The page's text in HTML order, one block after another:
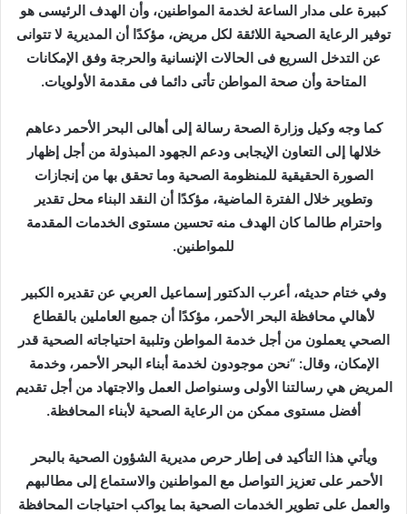
كبيرة على مدار الساعة لخدمة المواطنين، وأن الهدف الرئيسى هو
توفير الرعاية الصحية اللائقة لكل مريض، مؤكدًا أن المديرية لا تتوانى
عن التدخل السريع فى الحالات الإنسانية والحرجة وفق الإمكانات
المتاحة وأن صحة المواطن تأتى دائما فى مقدمة الأولويات.
كما وجه وكيل وزارة الصحة رسالة إلى أهالى البحر الأحمر دعاهم
خلالها إلى التعاون الإيجابى ودعم الجهود المبذولة من أجل إظهار
الصورة الحقيقية للمنظومة الصحية وما تحقق بها من إنجازات
وتطوير خلال الفترة الماضية، مؤكدًا أن النقد البناء محل تقدير
واحترام طالما كان الهدف منه تحسين مستوى الخدمات المقدمة
للمواطنين.
وفي ختام حديثه، أعرب الدكتور إسماعيل العربي عن تقديره الكبير
لأهالي محافظة البحر الأحمر، مؤكدًا أن جميع العاملين بالقطاع
الصحي يعملون من أجل خدمة المواطن وتلبية احتياجاته الصحية قدر
الإمكان، وقال: “نحن موجودون لخدمة أبناء البحر الأحمر، وخدمة
المريض هي رسالتنا الأولى وسنواصل العمل والاجتهاد من أجل تقديم
أفضل مستوى ممكن من الرعاية الصحية لأبناء المحافظة.
ويأتي هذا التأكيد فى إطار حرص مديرية الشؤون الصحية بالبحر
الأحمر على تعزيز التواصل مع المواطنين والاستماع إلى مطالبهم
والعمل على تطوير الخدمات الصحية بما يواكب احتياجات المحافظة